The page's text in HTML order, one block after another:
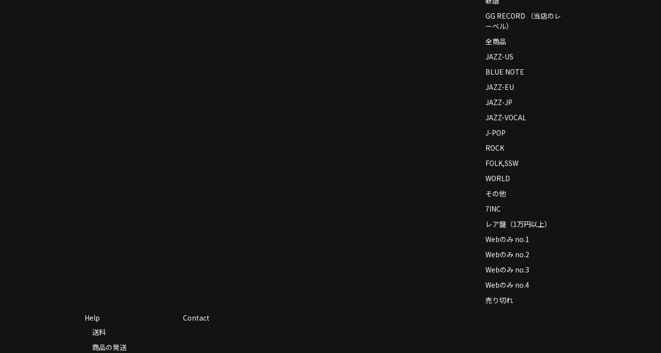
GG RECORD （当店のレ
ーベル）
全商品
JAZZ-US
BLUE NOTE
JAZZ-EU
JAZZ-JP
JAZZ-VOCAL
J-POP
ROCK
FOLK,SSW
WORLD
その他
7INC
レア盤（1万円以上）
Webのみ no.1
Webのみ no.2
Webのみ no.3
Webのみ no.4
売り切れ
Help
送料
商品の発送
Contact